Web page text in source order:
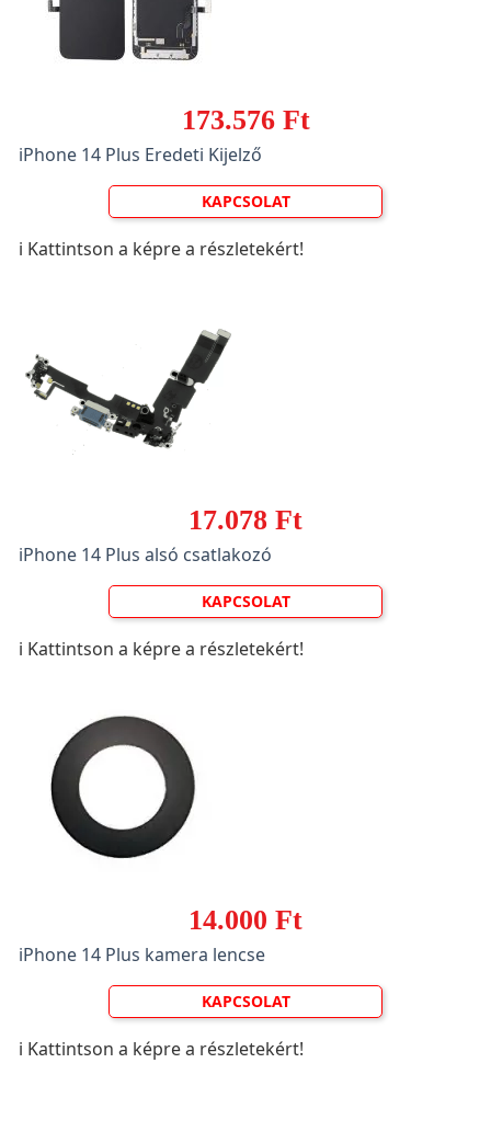
173.576 Ft
iPhone 14 Plus Eredeti Kijelző
KAPCSOLAT
ℹ️ Kattintson a képre a részletekért!
17.078 Ft
iPhone 14 Plus alsó csatlakozó
KAPCSOLAT
ℹ️ Kattintson a képre a részletekért!
14.000 Ft
iPhone 14 Plus kamera lencse
KAPCSOLAT
ℹ️ Kattintson a képre a részletekért!